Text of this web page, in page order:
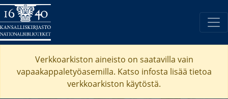
Verkkoarkiston aineisto on saatavilla vain
vapaakappaletyöasemilla. Katso infosta lisää tietoa
verkkoarkiston käytöstä.